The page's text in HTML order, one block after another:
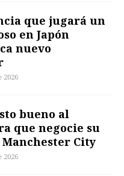
que jugará un
en Japón
nuevo
2026
bueno al
que negocie su
City
2026